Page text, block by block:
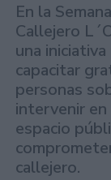
En la
Callejero
una
capacitar
personas
intervenir
espacio
callejero.